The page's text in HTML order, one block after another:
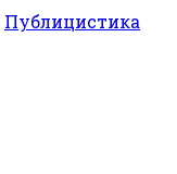
Публицистика